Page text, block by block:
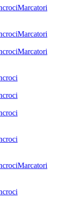
Marcatori
Marcatori
Marcatori
Marcatori